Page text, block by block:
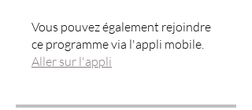
Vous pouvez également rejoindre
ce programme via l'appli mobile.
Aller sur l'appli